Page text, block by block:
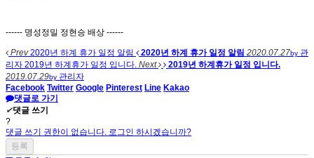
------ 명성정밀 정현승 배상 ------
Prev2020년 하계 휴가 일정 알림 2020년 하계 휴가 일정 알림 2020.07.27by 관
리자 2019년 하계휴가 일정 입니다. Next
2019년 하계휴가 일정 입니다.
2019.07.29by 관리자
Facebook Twitter Google Pinterest Line Kakao
댓글로 가기
✔댓글 쓰기
?
댓글 쓰기 권한이 없습니다. 로그인 하시겠습니까?